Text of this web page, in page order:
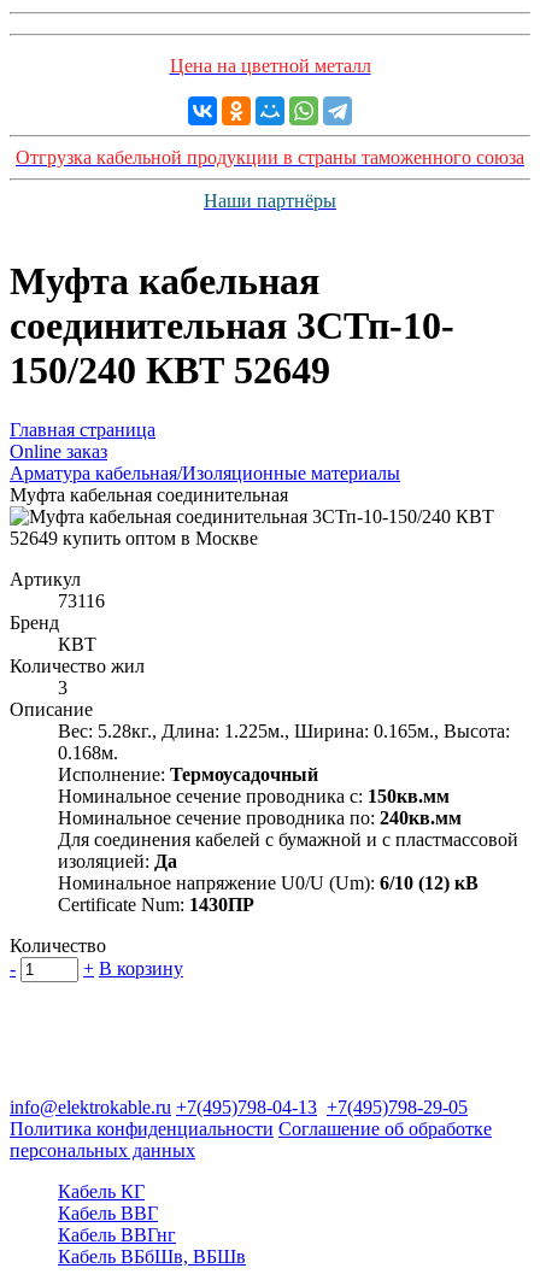
Цена на цветной металл
Отгрузка кабельной продукции в страны таможенного союза
Наши партнёры
Муфта кабельная
соединительная 3СТп-10-
150/240 КВТ 52649
Главная страница
Оnline заказ
Арматура кабельная/Изоляционные материалы
Муфта кабельная соединительная
Артикул
73116
Бренд
КВТ
Количество жил
3
Описание
Вес: 5.28кг., Длина: 1.225м., Ширина: 0.165м., Высота:
0.168м.
Исполнение: Термоусадочный
Номинальное сечение проводника с: 150кв.мм
Номинальное сечение проводника по: 240кв.мм
Для соединения кабелей с бумажной и с пластмассовой
изоляцией: Да
Номинальное напряжение U0/U (Um): 6/10 (12) кВ
Certificate Num: 1430ПР
Количество
-
+ В корзину
info@elektrokable.ru +7(495)798-04-13 +7(495)798-29-05
Политика конфиденциальности Соглашение об обработке
персональных данных
Кабель КГ
Кабель ВВГ
Кабель ВВГнг
Кабель ВБбШв, ВБШв